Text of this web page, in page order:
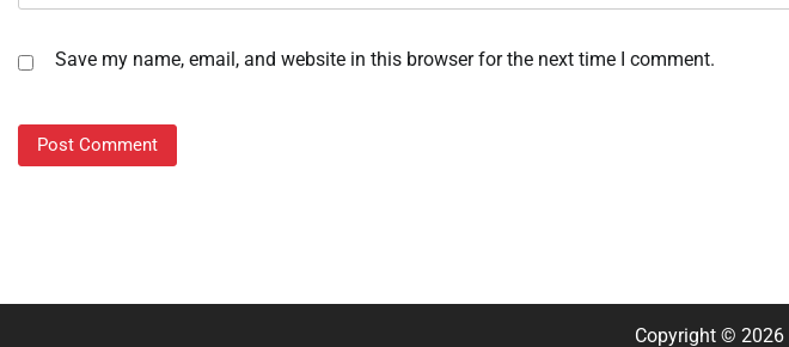
Save my name, email, and website in this browser for the next time I comment.
Copyright © 2026